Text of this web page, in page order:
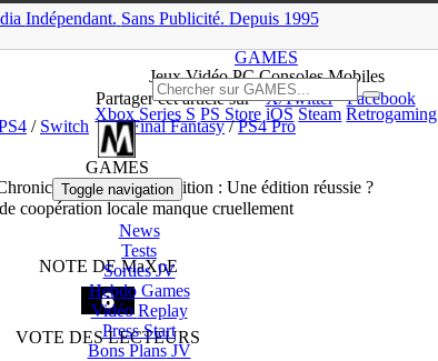
Indépendant. Sans Publicité. Depuis 1995
GAMES
JeuxVidéoPC Consoles Mobiles
Xbox Series S PS Store iOS Steam Retrogaming
GAMES
Toggle navigation
News
Tests
SortiesJV
Hebdo Games
VidéoReplay
Press Start
Bons PlansJV
▲
Partager cet article sur X/Twitter
Facebook
/ Switch Final Fantasy/PS4 Pro
Remastered Edition : Une édition réussie ?
coopération locale manque cruellement
NOTE DE MaXoE
VOTE DES LECTEURS